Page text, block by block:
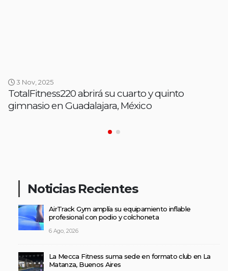
3 Nov, 2025
TotalFitness220 abrirá su cuarto y quinto
gimnasio en Guadalajara, México
Noticias Recientes
AirTrack Gym amplía su equipamiento inflable
profesional con podio y colchoneta
6 Ago, 2026
La Mecca Fitness suma sede en formato club en La
Matanza, Buenos Aires